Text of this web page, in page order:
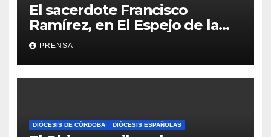
El sacerdote Francisco
Ramírez, en El Espejo de la
Iglesia
PRENSA
DIÓCESIS DE CÓRDOBA DIÓCESIS ESPAÑOLAS